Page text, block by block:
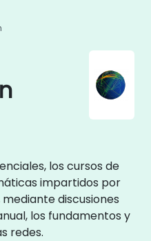
los cursos de
impartidos por
discusiones
los fundamentos y
redes.